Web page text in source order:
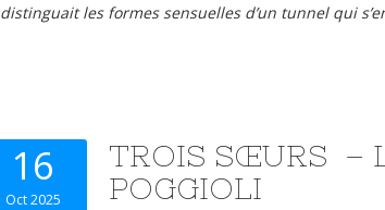
distinguait les formes sensuelles d’un tunnel qui
16
Oct 2025
TROIS SŒURS –
POGGIOLI